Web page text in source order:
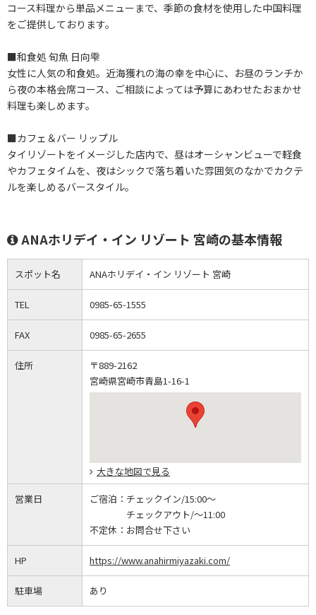
コース料理から単品メニューまで、季節の食材を使用した中国料理
をご提供しております。
■和食処 旬魚 日向雫
女性に人気の和食処。近海獲れの海の幸を中心に、お昼のランチか
ら夜の本格会席コース、ご相談によっては予算にあわせたおまかせ
料理も楽しめます。
■カフェ＆バー リップル
タイリゾートをイメージした店内で、昼はオーシャンビューで軽食
やカフェタイムを、夜はシックで落ち着いた雰囲気のなかでカクテ
ルを楽しめるバースタイル。
ANAホリデイ・イン リゾート 宮崎の基本情報
スポット名 ANAホリデイ・イン リゾート 宮崎
TEL 0985-65-1555
FAX 0985-65-2655
住所
〒889-2162
宮崎県宮崎市青島1-16-1
大きな地図で見る
営業日 ご宿泊： チェックイン/15:00～
チェックアウト/～11:00
不定休： お問合せ下さい
HP https://www.anahirmiyazaki.com/
駐車場 あり